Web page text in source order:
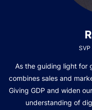
As the guiding light for
combines sales and
Giving GDP and widen
understanding of